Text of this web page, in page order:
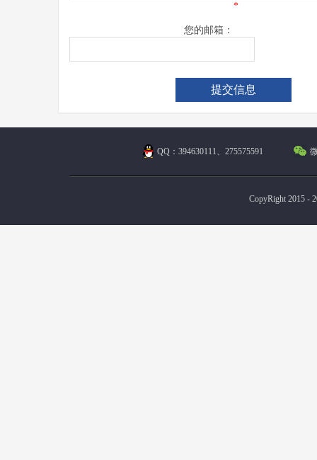
*
您的邮箱：
QQ：394630111、275575591
CopyRight 2015 -